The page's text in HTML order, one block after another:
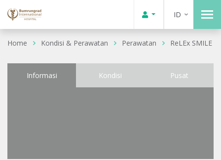
ID
Home Kondisi & Perawatan Perawatan ReLEx SMILE
Informasi Kondisi Pusat